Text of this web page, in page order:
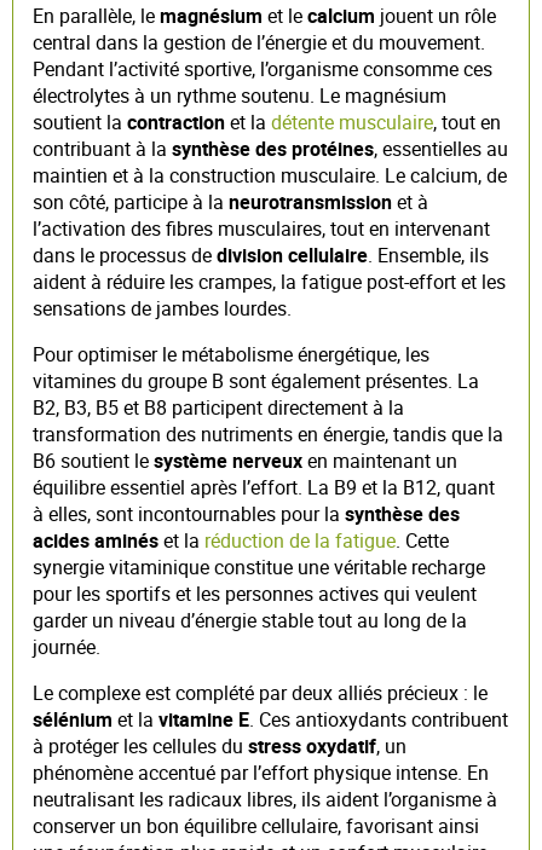
En parallèle, lemagnésium et lecalcium jouent un rôle
central dans la gestion de l’énergie et du mouvement.
Pendant l’activité sportive, l’organisme consomme ces
électrolytes à un rythme soutenu. Le magnésium
soutient la contractionet la détente musculaire, tout en
contribuant à la synthèse des protéines, essentielles au
maintien et à la construction musculaire. Le calcium, de
son côté, participe à la neurotransmissionet à
l’activation des fibres musculaires, tout en intervenant
dans le processus dedivision cellulaire. Ensemble, ils
aident à réduire les crampes, la fatigue post-effort et les
sensations de jambes lourdes.
Pour optimiser le métabolisme énergétique, les
vitamines du groupe B sont également présentes. La
B2, B3, B5 et B8 participent directement à la
transformation des nutriments en énergie, tandis que la
B6 soutient lesystème nerveuxen maintenant un
équilibre essentiel après l’effort. La B9 et la B12, quant
à elles, sont incontournables pour la synthèse des
acides aminéset la réduction de la fatigue. Cette
synergie vitaminique constitue une véritable recharge
pour les sportifs et les personnes actives qui veulent
garder un niveau d’énergie stable tout au long de la
journée.
Le complexe est complété par deux alliés précieux : le
sélénium et la vitamine E. Ces antioxydants contribuent
à protéger les cellules du stress oxydatif, un
phénomène accentué par l’effort physique intense. En
neutralisant les radicaux libres, ils aident l’organisme à
conserver un bon équilibre cellulaire, favorisant ainsi